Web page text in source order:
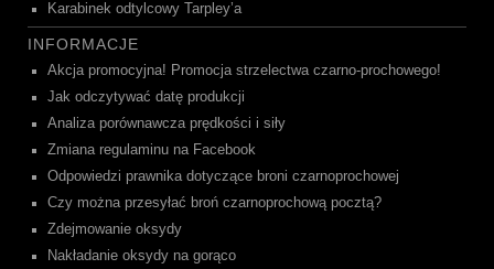
Karabinek odtylcowy Tarpley’a
INFORMACJE
Akcja promocyjna! Promocja strzelectwa czarno-prochowego!
Jak odczytywać datę produkcji
Analiza porównawcza prędkości i siły
Zmiana regulaminu na Facebook
Odpowiedzi prawnika dotyczące broni czarnoprochowej
Czy można przesyłać broń czarnoprochową pocztą?
Zdejmowanie oksydy
Nakładanie oksydy na gorąco